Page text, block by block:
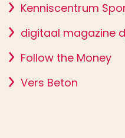
Kenniscentrum
digitaal magazine
Follow the Money
Vers Beton